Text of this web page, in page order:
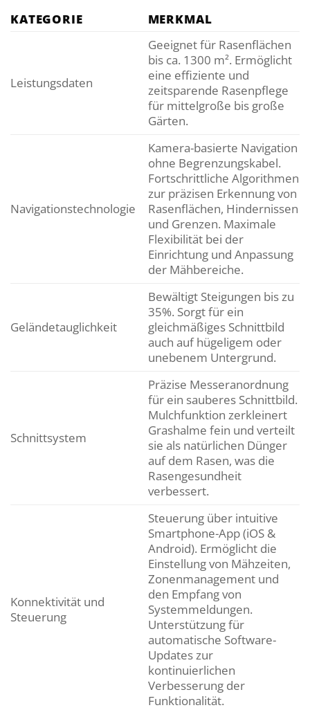
KATEGORIE MERKMAL
Leistungsdaten
Geeignet für Rasenflächen
bis ca. 1300 m². Ermöglicht
eine effiziente und
zeitsparende Rasenpflege
für mittelgroße bis große
Gärten.
Navigationstechnologie
Kamera-basierte Navigation
ohne Begrenzungskabel.
Fortschrittliche Algorithmen
zur präzisen Erkennung von
Rasenflächen, Hindernissen
und Grenzen. Maximale
Flexibilität bei der
Einrichtung und Anpassung
der Mähbereiche.
Geländetauglichkeit
Bewältigt Steigungen bis zu
35%. Sorgt für ein
gleichmäßiges Schnittbild
auch auf hügeligem oder
unebenem Untergrund.
Schnittsystem
Präzise Messeranordnung
für ein sauberes Schnittbild.
Mulchfunktion zerkleinert
Grashalme fein und verteilt
sie als natürlichen Dünger
auf dem Rasen, was die
Rasengesundheit
verbessert.
Konnektivität und
Steuerung
Steuerung über intuitive
Smartphone-App (iOS &
Android). Ermöglicht die
Einstellung von Mähzeiten,
Zonenmanagement und
den Empfang von
Systemmeldungen.
Unterstützung für
automatische Software-
Updates zur
kontinuierlichen
Verbesserung der
Funktionalität.